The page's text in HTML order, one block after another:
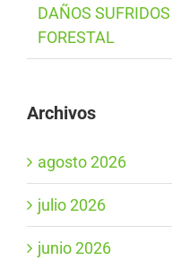
DAÑOS
FORESTAL
Archivos
agosto 2026
julio 2026
junio 2026